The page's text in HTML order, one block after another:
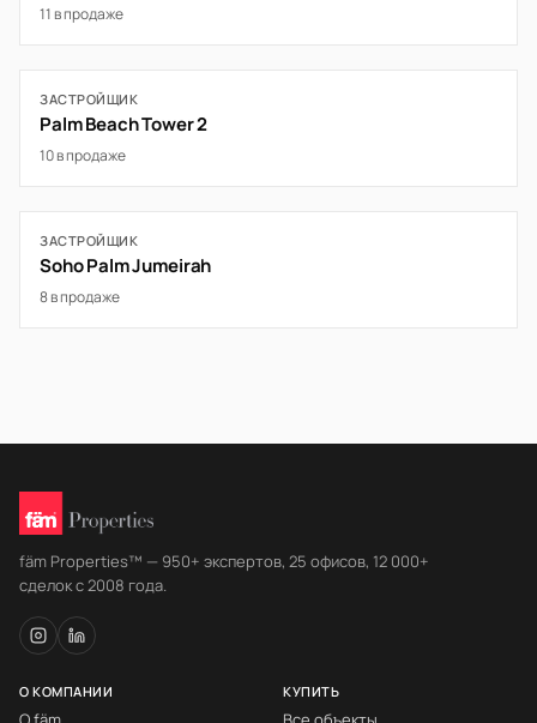
11 в продаже
ЗАСТРОЙЩИК
Palm Beach Tower 2
10 в продаже
ЗАСТРОЙЩИК
Soho Palm Jumeirah
8 в продаже
fäm Properties™ — 950+ экспертов, 25 офисов, 12 000+
сделок с 2008 года.
О КОМПАНИИ КУПИТЬ